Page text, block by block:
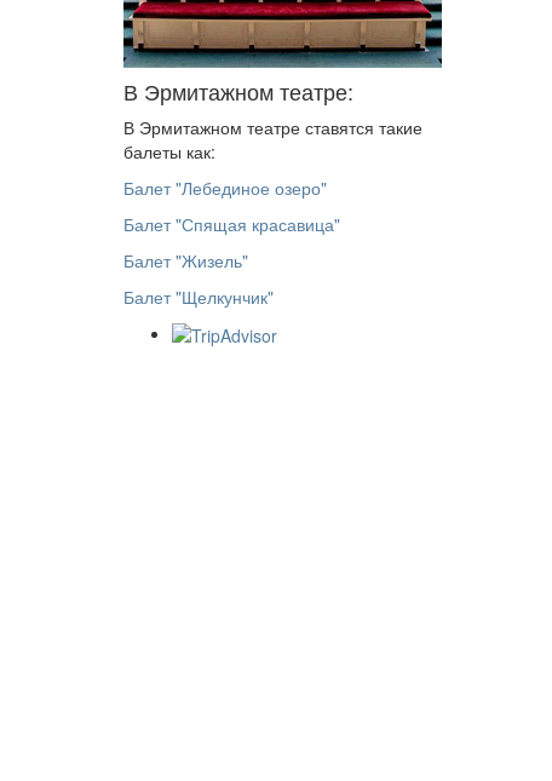
В Эрмитажном театре:
В Эрмитажном театре ставятся такие
балеты как:
Балет "Лебединое озеро"
Балет "Спящая красавица"
Балет "Жизель"
Балет "Щелкунчик"